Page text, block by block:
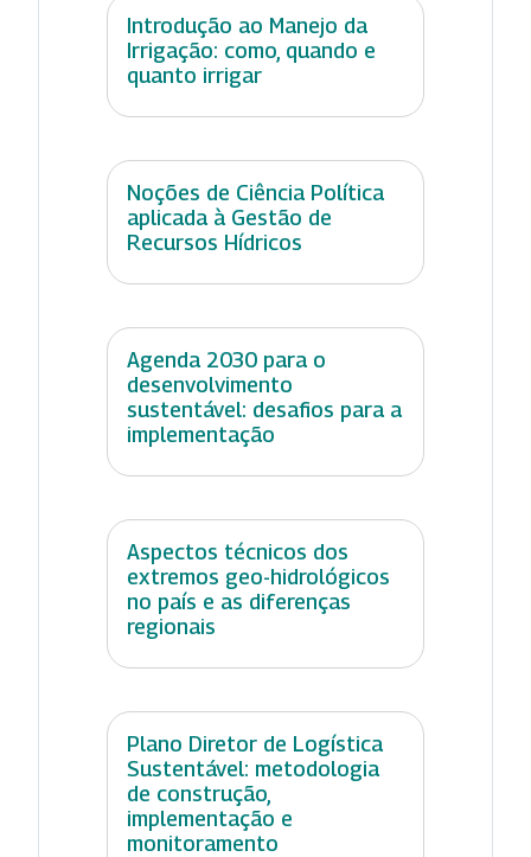
Introdução ao Manejo da
Irrigação: como, quando e
quanto irrigar
Noções de Ciência Política
aplicada à Gestão de
Recursos Hídricos
Agenda 2030 para o
desenvolvimento
sustentável: desafios para a
implementação
Aspectos técnicos dos
extremos geo-hidrológicos
no país e as diferenças
regionais
Plano Diretor de Logística
Sustentável: metodologia
de construção,
implementação e
monitoramento